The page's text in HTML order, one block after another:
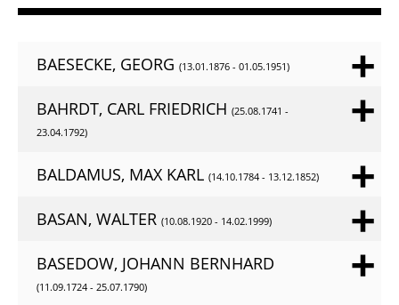
BAESECKE, GEORG (13.01.1876 - 01.05.1951)
BAHRDT, CARL FRIEDRICH (25.08.1741 -
23.04.1792)
BALDAMUS, MAX KARL (14.10.1784 - 13.12.1852)
BASAN, WALTER (10.08.1920 - 14.02.1999)
BASEDOW, JOHANN BERNHARD
(11.09.1724 - 25.07.1790)